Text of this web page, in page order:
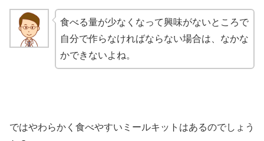
食べる量が少なくなって興味がないところで
自分で作らなければならない場合は、なかな
かできないよね。
ではやわらかく食べやすいミールキットはあるのでしょう